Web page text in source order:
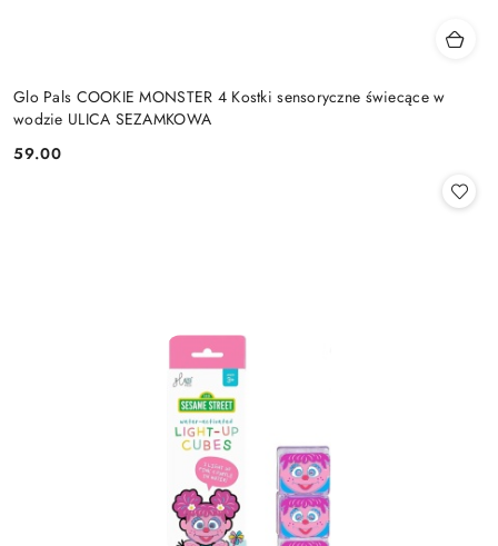
Glo Pals COOKIE MONSTER 4 Kostki sensoryczne świecące w
wodzie ULICA SEZAMKOWA
Cena:
59.00